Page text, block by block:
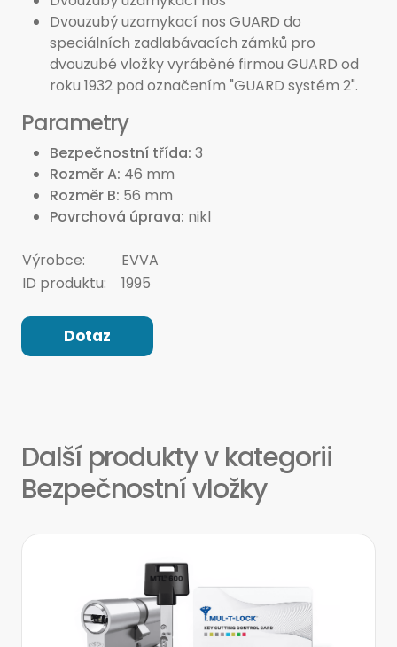
Dvouzubý uzamykací nos GUARD do
speciálních zadlabávacích zámků pro
dvouzubé vložky vyráběné firmou GUARD od
roku 1932 pod označením "GUARD systém 2".
Parametry
Bezpečnostní třída 3
Rozměr A 46 mm
Rozměr B 56 mm
Povrchová úprava nikl
Výrobce:
EVVA
ID produktu:
1995
Dotaz
Další produkty v kategorii
Bezpečnostní vložky